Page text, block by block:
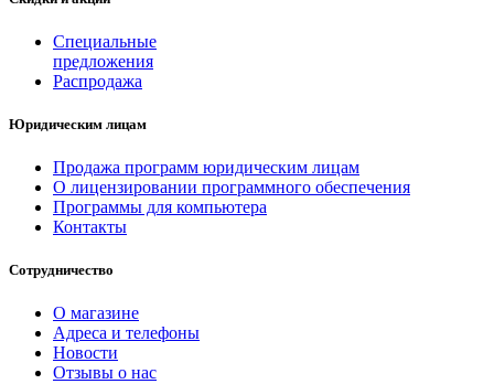
Специальные
предложения
Распродажа
Юридическим лицам
Продажа программ юридическим лицам
О лицензировании программного обеспечения
Программы для компьютера
Контакты
Сотрудничество
О магазине
Адреса и телефоны
Новости
Отзывы о нас